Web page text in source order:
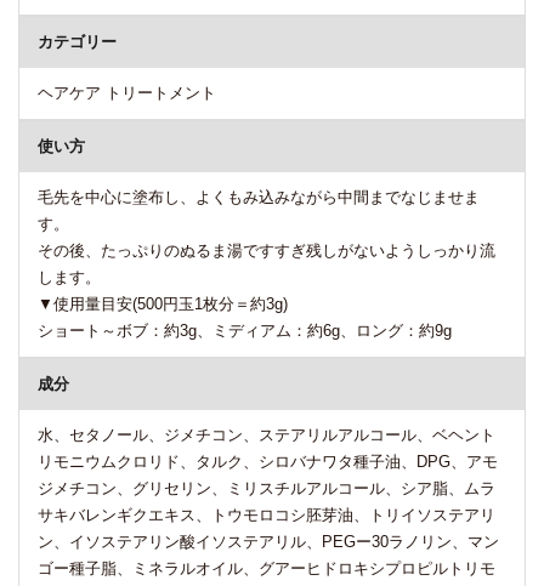
カテゴリー
ヘアケア トリートメント
使い方
毛先を中心に塗布し、よくもみ込みながら中間までなじませま
す。
その後、たっぷりのぬるま湯ですすぎ残しがないようしっかり流
します。
▼使用量目安(500円玉1枚分＝約3g)
ショート～ボブ：約3g、ミディアム：約6g、ロング：約9g
成分
水、セタノール、ジメチコン、ステアリルアルコール、ベヘント
リモニウムクロリド、タルク、シロバナワタ種子油、DPG、アモ
ジメチコン、グリセリン、ミリスチルアルコール、シア脂、ムラ
サキバレンギクエキス、トウモロコシ胚芽油、トリイソステアリ
ン、イソステアリン酸イソステアリル、PEGー30ラノリン、マン
ゴー種子脂、ミネラルオイル、グアーヒドロキシプロピルトリモ